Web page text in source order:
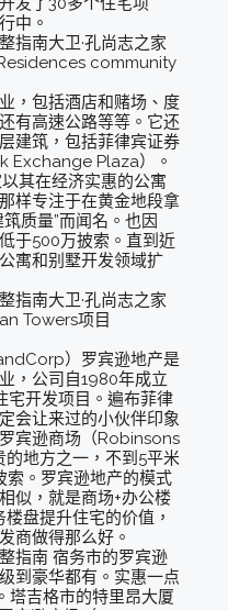
中。
指南大卫·孔尚志之家
community
，包括酒店和赌场、度
有高速公路等等。它还
建筑，包括菲律宾证券
Exchange Plaza）。
其在经济实惠的公寓
样专注于在黄金地段拿
质量”而闻名。也因
于500万披索。直到近
寓和别墅开发领域扩
指南大卫·孔尚志之家
Towers项目
）罗宾逊地产是
，公司自1980年成立
宅开发项目。遍布菲律
会让来过的小伙伴印象
宾逊商场（Robinsons
地方之一，不到5平米
索。罗宾逊地产的模式
似，就是商场+办公楼
盘提升住宅的价值，
商做得那么好。
指南 宿务市的罗宾逊
到豪华都有。实惠一点
塔吉格市的特里昂大厦